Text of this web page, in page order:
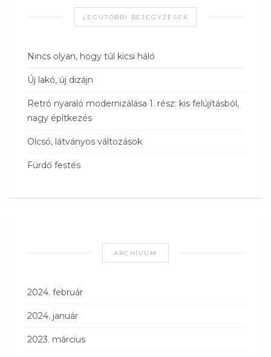
LEGUTÓBBI BEJEGYZÉSEK
Nincs olyan, hogy túl kicsi háló
Új lakó, új dizájn
Retró nyaraló modernizálása 1. rész: kis felújításból,
nagy építkezés
Olcsó, látványos változások
Fürdő festés
ARCHÍVUM
2024. február
2024. január
2023. március